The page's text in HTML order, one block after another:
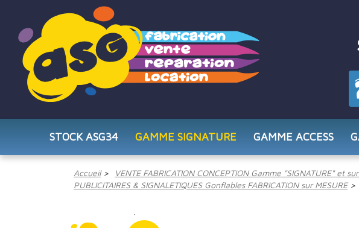
STOCK ASG34 GAMME SIGNATURE GAMME ACCESS
Accueil
VENTE FABRICATION CONCEPTION Gamme "SIGNATURE" et
PUBLICITAIRES & SIGNALETIQUES Gonflables FABRICATION sur MESURE